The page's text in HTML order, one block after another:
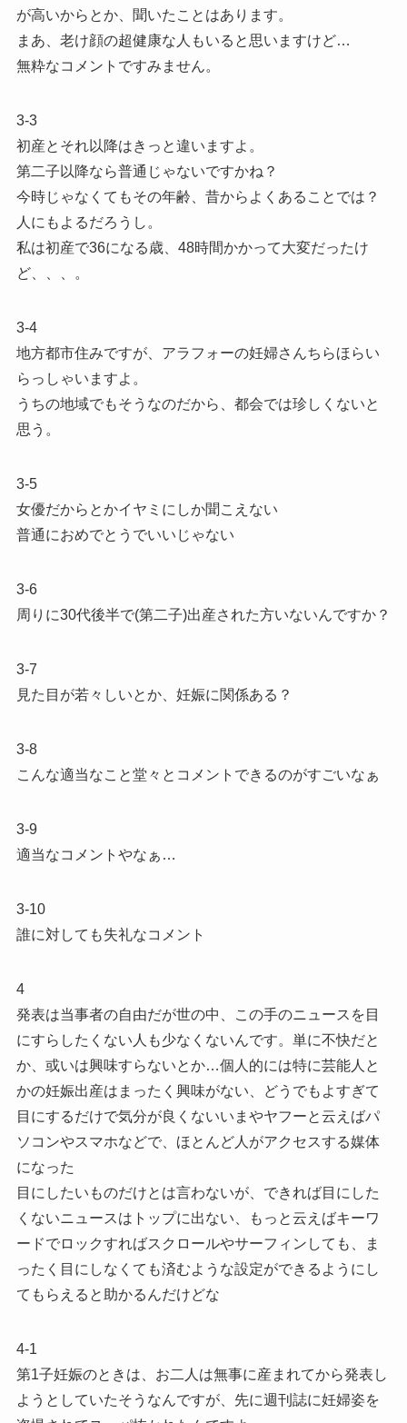
が高いからとか、聞いたことはあります。
まあ、老け顔の超健康な人もいると思いますけど…
無粋なコメントですみません。
3-3
初産とそれ以降はきっと違いますよ。
第二子以降なら普通じゃないですかね？
今時じゃなくてもその年齢、昔からよくあることでは？
人にもよるだろうし。
私は初産で36になる歳、48時間かかって大変だったけ
ど、、、。
3-4
地方都市住みですが、アラフォーの妊婦さんちらほらい
らっしゃいますよ。
うちの地域でもそうなのだから、都会では珍しくないと
思う。
3-5
女優だからとかイヤミにしか聞こえない
普通におめでとうでいいじゃない
3-6
周りに30代後半で(第二子)出産された方いないんですか？
3-7
見た目が若々しいとか、妊娠に関係ある？
3-8
こんな適当なこと堂々とコメントできるのがすごいなぁ
3-9
適当なコメントやなぁ…
3-10
誰に対しても失礼なコメント
4
発表は当事者の自由だが世の中、この手のニュースを目
にすらしたくない人も少なくないんです。単に不快だと
か、或いは興味すらないとか…個人的には特に芸能人と
かの妊娠出産はまったく興味がない、どうでもよすぎて
目にするだけで気分が良くないいまやヤフーと云えばパ
ソコンやスマホなどで、ほとんど人がアクセスする媒体
になった
目にしたいものだけとは言わないが、できれば目にした
くないニュースはトップに出ない、もっと云えばキーワ
ードでロックすればスクロールやサーフィンしても、ま
ったく目にしなくても済むような設定ができるようにし
てもらえると助かるんだけどな
4-1
第1子妊娠のときは、お二人は無事に産まれてから発表し
ようとしていたそうなんですが、先に週刊誌に妊婦姿を